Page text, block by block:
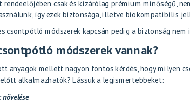
rendeelőjében csak és kizárólag prémium minőségű,
így ezek biztonsága, illetve biokompatibilis
csontpótló módszerek kapcsán pedig a biztonság nem
módszerek vannak?
anyagok mellett nagyon fontos kérdés, hogy milyen
alkalmazhatók? Lássuk a legismertebbeket: